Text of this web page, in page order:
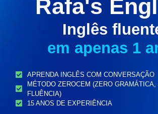
Rafa's
Inglês
em apenas 1
APRENDA INGLÊS COM CONVERSAÇÃO
MÉTODO ZEROCEM (ZERO GRAMÁTICA,
FLUÊNCIA)
15 ANOS DE EXPERIÊNCIA